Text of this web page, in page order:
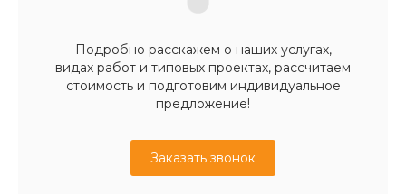
Подробно расскажем о наших услугах,
видах работ и типовых проектах, рассчитаем
стоимость и подготовим индивидуальное
предложение!
Заказать звонок